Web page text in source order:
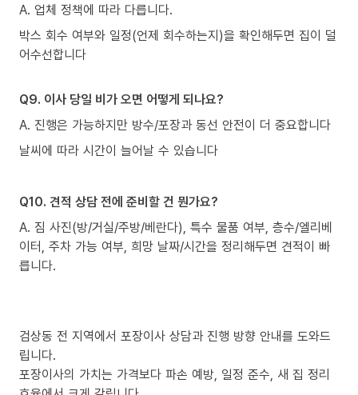
A. 업체 정책에 따라 다릅니다.
박스 회수 여부와 일정(언제 회수하는지)을 확인해두면 집이 덜
어수선합니다
Q9. 이사 당일 비가 오면 어떻게 되나요?
A. 진행은 가능하지만 방수/포장과 동선 안전이 더 중요합니다
날씨에 따라 시간이 늘어날 수 있습니다
Q10. 견적 상담 전에 준비할 건 뭔가요?
A. 짐 사진(방/거실/주방/베란다), 특수 물품 여부, 층수/엘리베
이터, 주차 가능 여부, 희망 날짜/시간을 정리해두면 견적이 빠
릅니다.
검상동 전 지역에서 포장이사 상담과 진행 방향 안내를 도와드
립니다.
포장이사의 가치는 가격보다 파손 예방, 일정 준수, 새 집 정리